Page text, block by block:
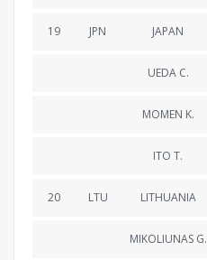
19 JPN JAPAN
UEDA C.
MOMEN K.
ITO T.
20 LTU LITHUANIA
MIKOLIUNAS G.